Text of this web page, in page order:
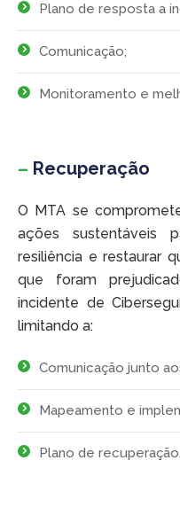
Plano de resposta a
Comunicação;
Monitoramento e
– Recuperação
O MTA se
ações sustentáveis
resiliência e restaurar
que foram
incidente de
limitando a:
Comunicação junto
Mapeamento e
Plano de recuperação.